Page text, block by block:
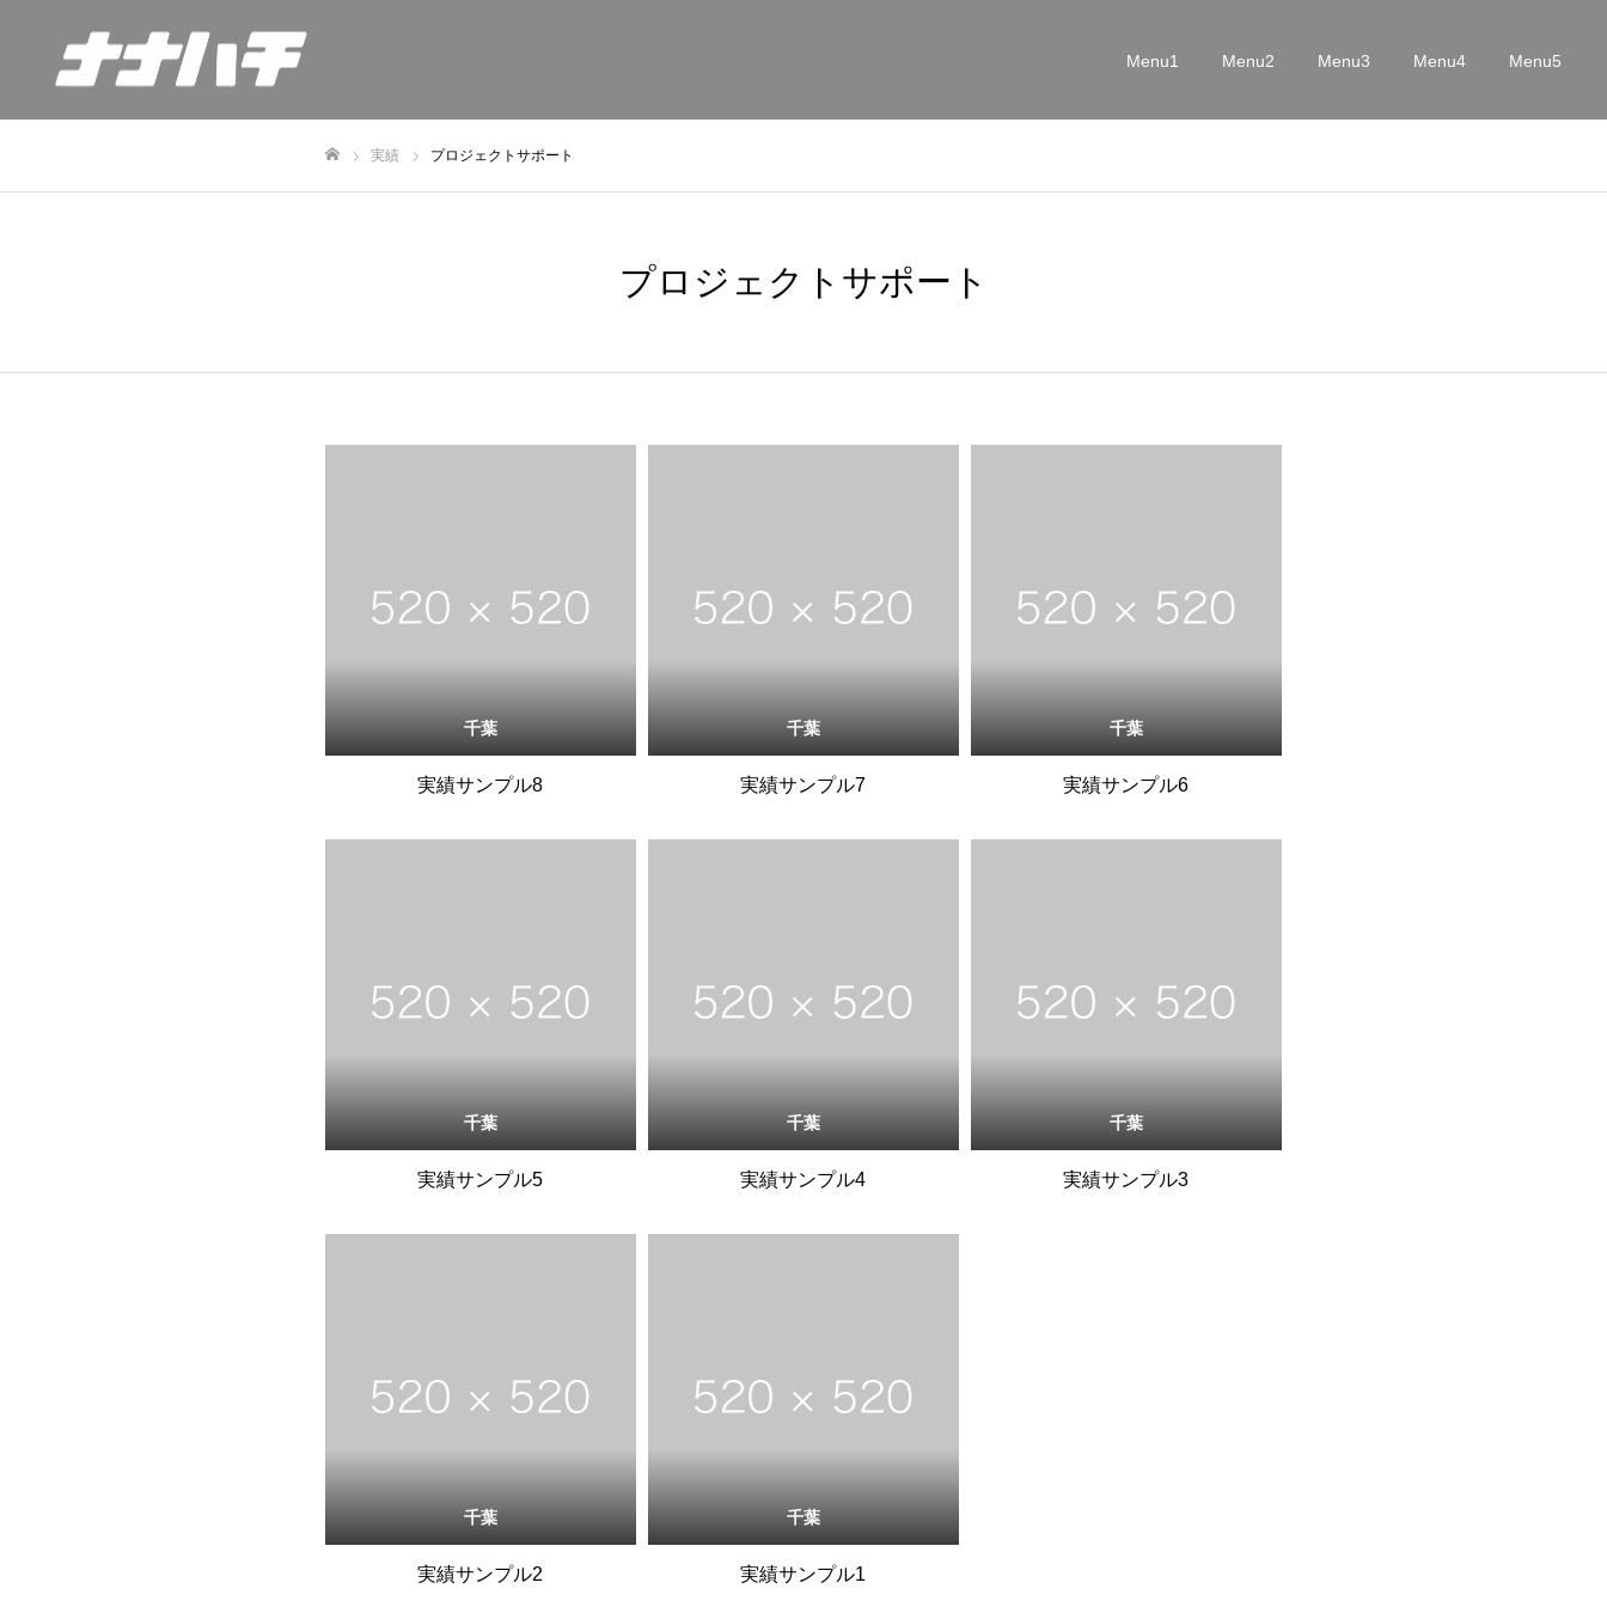
Menu1 Menu2 Menu3 Menu4 Menu5
実績 プロジェクトサポート
プロジェクトサポート
千葉
実績サンプル8
千葉
実績サンプル7
千葉
実績サンプル6
千葉
実績サンプル5
千葉
実績サンプル4
千葉
実績サンプル3
千葉
実績サンプル2
千葉
実績サンプル1